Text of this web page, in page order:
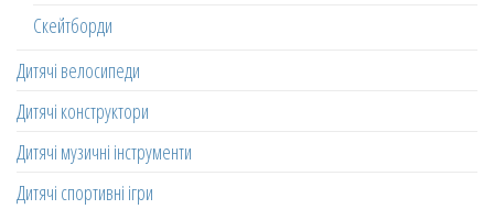
Скейтборди
Дитячі велосипеди
Дитячі конструктори
Дитячі музичні інструменти
Дитячі спортивні ігри